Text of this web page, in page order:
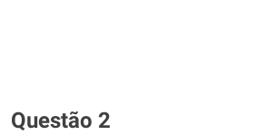
Questão 2